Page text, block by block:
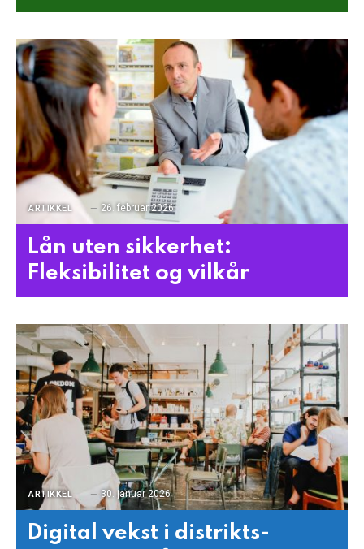
ARTIKKEL 26. februar 2026
Lån uten sikkerhet:
Fleksibilitet og vilkår
ARTIKKEL 30. januar 2026
Digital vekst i distrikts-